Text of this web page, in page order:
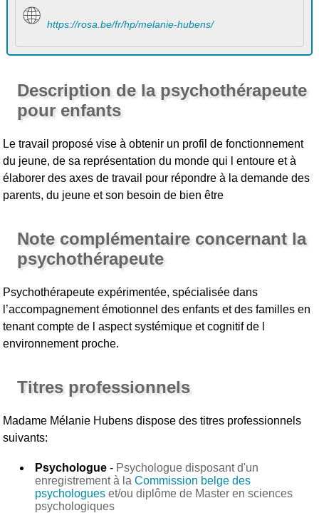
https://rosa.be/fr/hp/melanie-hubens/
Description de la psychothérapeute
pour enfants
Le travail proposé vise à obtenir un profil de fonctionnement
du jeune, de sa représentation du monde qui l entoure et à
élaborer des axes de travail pour répondre à la demande des
parents, du jeune et son besoin de bien être
Note complémentaire concernant la
psychothérapeute
Psychothérapeute expérimentée, spécialisée dans
l’accompagnement émotionnel des enfants et des familles en
tenant compte de l aspect systémique et cognitif de l
environnement proche.
Titres professionnels
Madame Mélanie Hubens dispose des titres professionnels
suivants:
Psychologue - Psychologue disposant d'un
enregistrement à laCommission belge des
psychologues et/ou diplôme de Master en sciences
psychologiques